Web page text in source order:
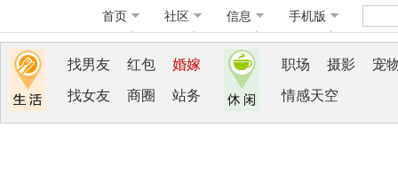
首页 社区 信息 手机版
找男友 红包 婚嫁
找女友 商圈 站务
职场 摄影 宠
情感天空